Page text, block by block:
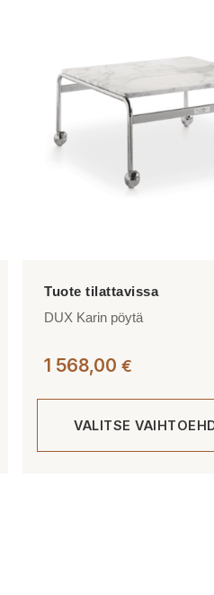
DUX Karin pöytä
1 568,00 €
VALITSE